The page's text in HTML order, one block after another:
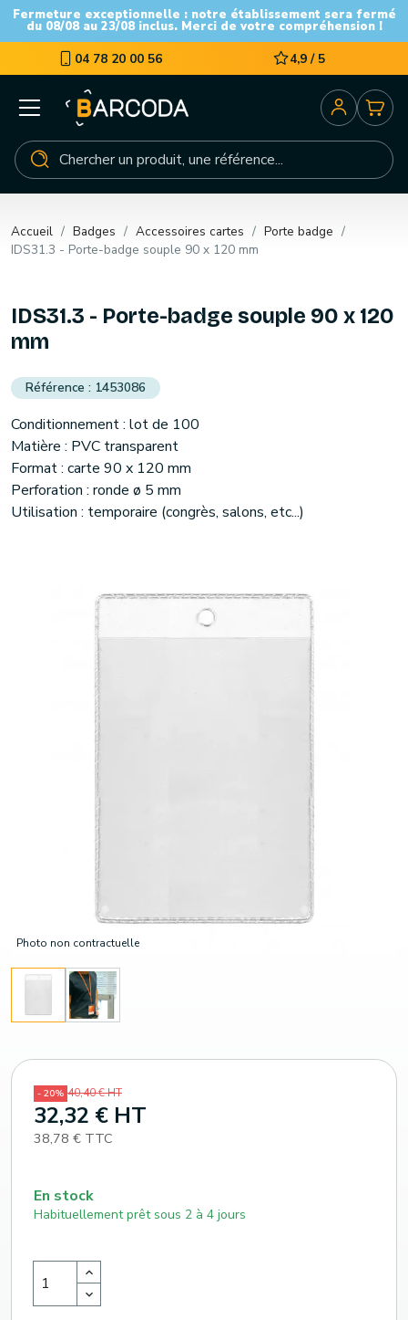
Fermeture exceptionnelle : notre établissement sera fermé
du 08/08 au 23/08 inclus. Merci de votre compréhension !
04 78 20 00 56 4,9 / 5
Accueil Badges Accessoires cartes
Porte badge
IDS31.3 - Porte-badge souple 90 x 120 mm
Photo non contractuelle
IDS31.3 - Porte-badge souple 90 x 120
mm
1453086
Conditionnement : lot de 100
Matière : PVC transparent
Format : carte 90 x 120 mm
Perforation : ronde ø 5 mm
Utilisation : temporaire (congrès, salons, etc...)
- 20% 40,40 € HT
32,32 € HT
38,78 € TTC
En stock
Habituellement prêt sous 2 à 4 jours